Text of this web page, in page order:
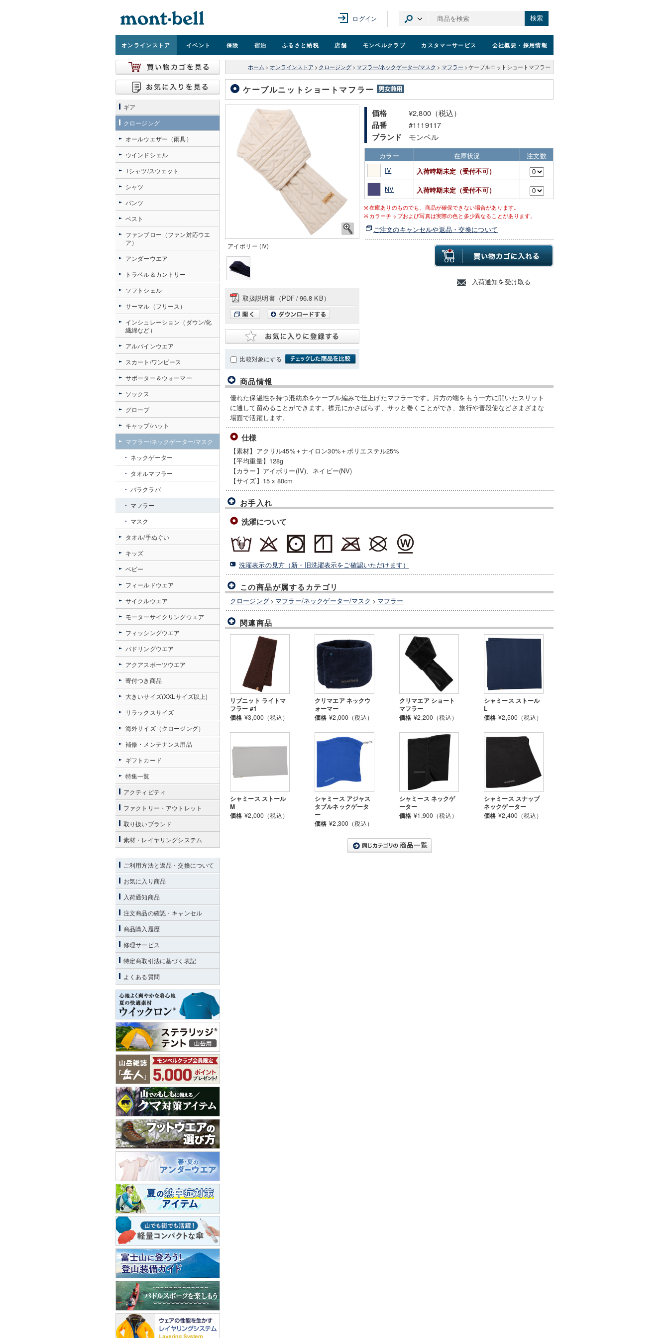
ログイン 検索
オンラインストア イベント 保険 宿泊 ふるさと納税 店舗 モンベルクラブ カスタマーサービス 会社概要 ・採用情報
ホーム > オンラインストア > クロージング > マフラー/ネックゲーター/マスク > マフラー > ケーブルニットショートマフラー
ケーブルニットショートマフラー
アイボリー (IV)
取扱説明書（PDF/96.8 KB）
比較対象にする
価格 ¥2,800（税込）
品番 #1119117
ブランド モンベル
カラー 在庫状況
注文数
IV
入荷時期未定（受付不可）
NV 入荷時期未定（受付不可）
在庫ありのものでも、商品が確保できない場合があります。
カラーチップおよび写真は実際の色と多少異なることがあります。
ご注文のキャンセルや返品・交換について
入荷通知を受け取る
商品情報
優れた保温性を持つ混紡糸をケーブル編みで仕上げたマフラーです。片方の端をもう一方に開いたスリット
に通して留めることができます。襟元にかさばらず、サッと巻くことができ、旅行や普段使などさまざまな
場面で活躍します。
仕様
【素材】アクリル45%＋ナイロン30%＋ポリエステル25%
【平均重量】128g
【カラー】アイボリー(IV)、ネイビー(NV)
【サイズ】15 x 80cm
お手入れ
洗濯について
洗濯表示の見方（新・旧洗濯表示をご確認いただけます）
この商品が属するカテゴリ
クロージング> マフラー/ネックゲーター/マスク > マフラー
関連商品
リブニット ライトマ
フラー #1
価格 ¥3,000（税込）
クリマエア ネックウ
ォーマー
価格 ¥2,000（税込）
クリマエア ショート
マフラー
価格 ¥2,200（税込）
シャミース ストール
L
価格 ¥2,500（税込）
シャミース ストール
M
価格 ¥2,000（税込）
シャミース アジャス
タブルネックゲータ
ー
価格 ¥2,300（税込）
シャミース ネックゲ
ーター
価格 ¥1,900（税込）
シャミース スナップ
ネックゲーター
価格 ¥2,400（税込）
ギア
クロージング
オールウエザー（雨具）
ウインドシェル
Tシャツ/スウェット
シャツ
パンツ
ベスト
ファンブロー（ファン対応ウエ
ア）
アンダーウエア
トラベル＆カントリー
ソフトシェル
サーマル（フリース）
インシュレーション（ダウン/化
繊綿など）
アルパインウエア
スカート/ワンピース
サポーター＆ウォーマー
ソックス
グローブ
キャップ/ハット
マフラー/ネックゲーター/マスク
ネックゲーター
タオルマフラー
バラクラバ
マフラー
マスク
タオル/手ぬぐい
キッズ
ベビー
フィールドウエア
サイクルウエア
モーターサイクリングウエア
フィッシングウエア
パドリングウエア
アクアスポーツウエア
寄付つき商品
大きいサイズ(XXLサイズ以上)
リラックスサイズ
海外サイズ（クロージング）
補修・メンテナンス用品
ギフトカード
特集一覧
アクティビティ
ファクトリー・アウトレット
取り扱いブランド
素材・レイヤリングシステム
ご利用方法と返品・交換について
お気に入り商品
入荷通知商品
注文商品の確認・キャンセル
商品購入履歴
修理サービス
特定商取引法に基づく表記
よくある質問